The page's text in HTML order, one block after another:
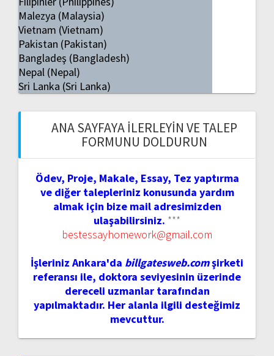
Malezya (Malaysia)
Vietnam (Vietnam)
Pakistan (Pakistan)
Bangladeş (Bangladesh)
Nepal (Nepal)
Sri Lanka (Sri Lanka)
ANA SAYFAYA İLERLEYIN VE TALEP
FORMUNU DOLDURUN
Ödev, Proje, Makale, Essay, Tez yaptırma
ve diğer talepleriniz konusunda yardım
almak için bize mail adresimizden
ulaşabilirsiniz. ***
bestessayhomework@gmail.com
İşleriniz Ankara'da billgatesweb.comşirketi
referansı ile, doktora seviyesinin üzerinde
dereceli uzmanlar tarafından
yapılmaktadır. Her alanla ilgili desteğimiz
mevcuttur.